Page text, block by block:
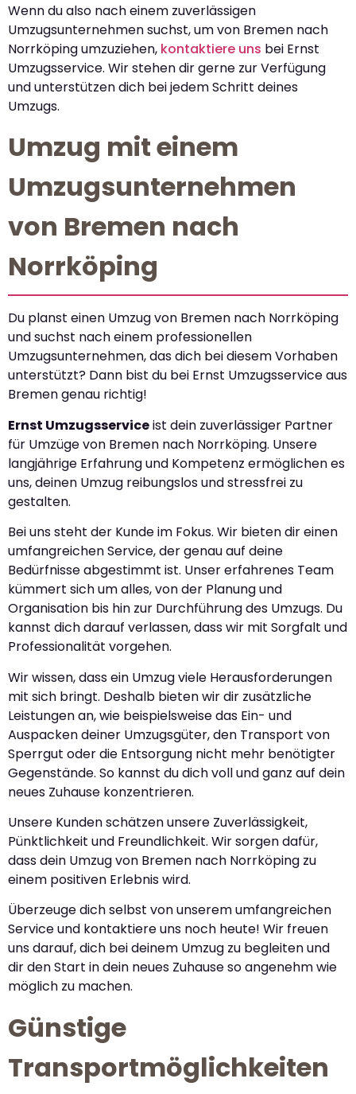
Wenn du also nach einem zuverlässigen
Umzugsunternehmen suchst, um von Bremen nach
Norrköping umzuziehen, kontaktiere uns bei Ernst
Umzugsservice. Wir stehen dir gerne zur Verfügung
und unterstützen dich bei jedem Schritt deines
Umzugs.
Umzug mit einem
Umzugsunternehmen
von Bremen nach
Norrköping
Du planst einen Umzug von Bremen nach Norrköping
und suchst nach einem professionellen
Umzugsunternehmen, das dich bei diesem Vorhaben
unterstützt? Dann bist du bei Ernst Umzugsservice aus
Bremen genau richtig!
Ernst Umzugsserviceist dein zuverlässiger Partner
für Umzüge von Bremen nach Norrköping. Unsere
langjährige Erfahrung und Kompetenz ermöglichen es
uns, deinen Umzug reibungslos und stressfrei zu
gestalten.
Bei uns steht der Kunde im Fokus. Wir bieten dir einen
umfangreichen Service, der genau auf deine
Bedürfnisse abgestimmt ist. Unser erfahrenes Team
kümmert sich um alles, von der Planung und
Organisation bis hin zur Durchführung des Umzugs. Du
kannst dich darauf verlassen, dass wir mit Sorgfalt und
Professionalität vorgehen.
Wir wissen, dass ein Umzug viele Herausforderungen
mit sich bringt. Deshalb bieten wir dir zusätzliche
Leistungen an, wie beispielsweise das Ein- und
Auspacken deiner Umzugsgüter, den Transport von
Sperrgut oder die Entsorgung nicht mehr benötigter
Gegenstände. So kannst du dich voll und ganz auf dein
neues Zuhause konzentrieren.
Unsere Kunden schätzen unsere Zuverlässigkeit,
Pünktlichkeit und Freundlichkeit. Wir sorgen dafür,
dass dein Umzug von Bremen nach Norrköping zu
einem positiven Erlebnis wird.
Überzeuge dich selbst von unserem umfangreichen
Service und kontaktiere uns noch heute! Wir freuen
uns darauf, dich bei deinem Umzug zu begleiten und
dir den Start in dein neues Zuhause so angenehm wie
möglich zu machen.
Günstige
Transportmöglichkeiten